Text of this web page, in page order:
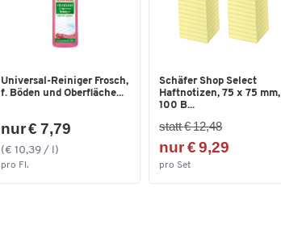
Universal-Reiniger Frosch,
f. Böden und Oberfläche...
nur € 7,79
(€ 10,39 / l)
pro Fl.
Schäfer Shop Select
Haftnotizen, 75 x 75 mm,
100 B...
statt € 12,48
nur € 9,29
pro Set